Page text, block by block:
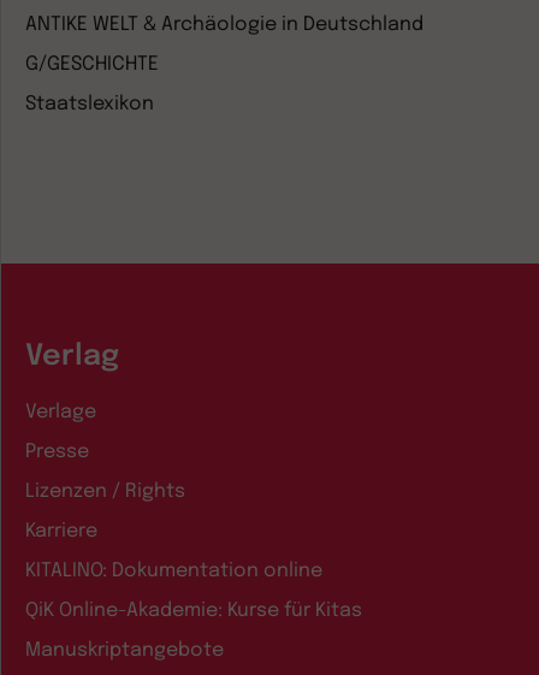
ANTIKE WELT & Archäologie in Deutschland
G/GESCHICHTE
Staatslexikon
Verlag
Verlage
Presse
Lizenzen / Rights
Karriere
KITALINO: Dokumentation online
QiK Online-Akademie: Kurse für Kitas
Manuskriptangebote